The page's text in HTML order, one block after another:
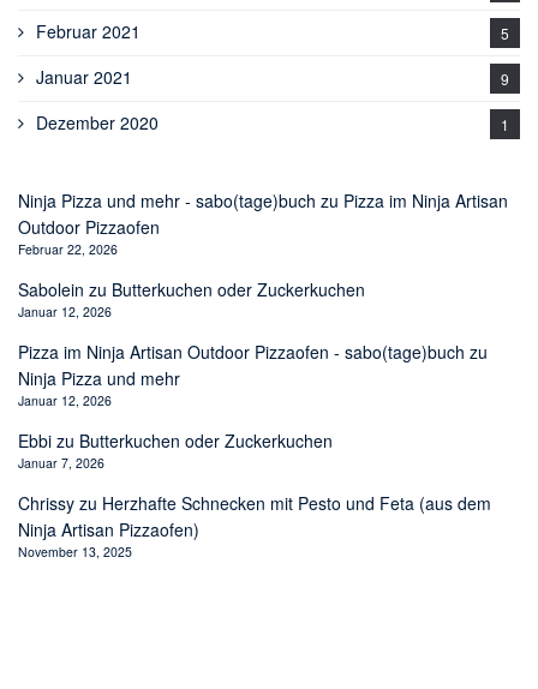
Februar 2021 5
Januar 2021 9
Dezember 2020 1
Ninja Pizza und mehr - sabo(tage)buch zu Pizza im Ninja Artisan
Outdoor Pizzaofen
Februar 22, 2026
Sabolein zu Butterkuchen oder Zuckerkuchen
Januar 12, 2026
Pizza im Ninja Artisan Outdoor Pizzaofen - sabo(tage)buch zu
Ninja Pizza und mehr
Januar 12, 2026
Ebbi zu Butterkuchen oder Zuckerkuchen
Januar 7, 2026
Chrissy zu Herzhafte Schnecken mit Pesto und Feta (aus dem
Ninja Artisan Pizzaofen)
November 13, 2025